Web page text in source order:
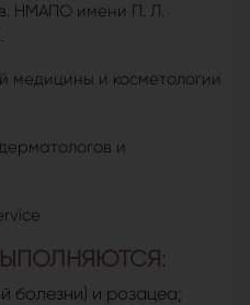
НМАПО имени П. Л.
медицины и косметологии
и
болезни) и розацеа;